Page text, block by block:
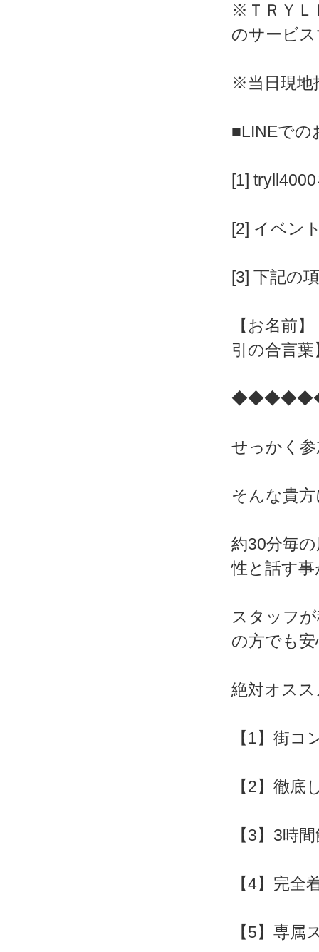
※ＴＲＹＬ
のサービ
※当日現地
■LINEでの
[1]
[2] イベン
[3] 下記の
【お名前
引の合言葉
せっかく
そんな貴
約30分毎
性と話す
スタッフ
の方でも安
絶対オス
【1】街コ
【2】徹底
【3】3時
【4】完全
【5】専